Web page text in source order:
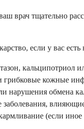
врач тщательно
если у вас
кальципотриол
грибковые кожные
нарушения обмена
(если